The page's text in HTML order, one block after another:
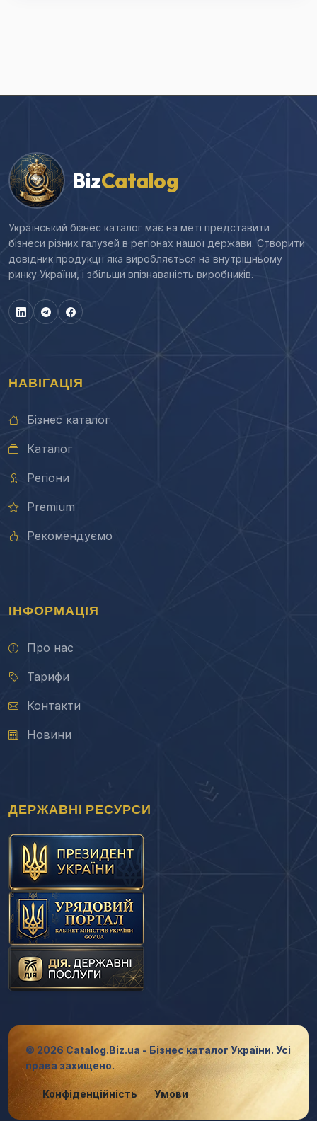
BizCatalog
Український бізнес каталог має на меті представити
бізнеси різних галузей в регіонах нашої держави. Створити
довідник продукції яка виробляється на внутрішньому
ринку України, і збільши впізнаваність виробників.
НАВІГАЦІЯ
Бізнес каталог
Каталог
Регіони
Premium
Рекомендуємо
ІНФОРМАЦІЯ
Про нас
Тарифи
Контакти
Новини
ДЕРЖАВНІ РЕСУРСИ
© 2026 Catalog.Biz.ua - Бізнес каталог України. Усі
права захищено.
Конфіденційність Умови